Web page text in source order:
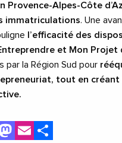
Provence-Alpes-Côte
immatriculations. Une
l’efficacité des
et Mon Projet
par la Région Sud pour
tout en
Mastodon
Email